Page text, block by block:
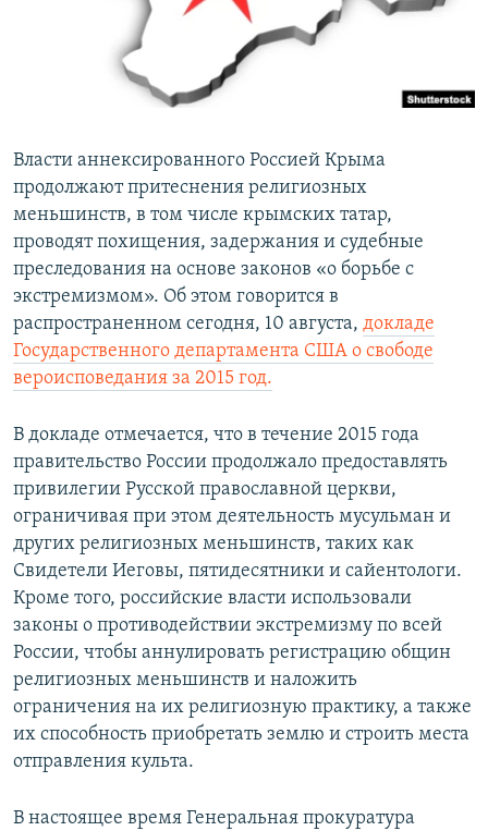
АРХИВ РАДИОПРОГРАММЫ
Все сайты РСЕ/РС
Власти аннексированного Россией Крыма
продолжают притеснения религиозных
меньшинств, в том числе крымских татар,
проводят похищения, задержания и судебные
преследования на основе законов «о борьбе с
экстремизмом». Об этом говорится в
распространенном сегодня, 10 августа, докладе
Государственного департамента США о свободе
вероисповедания за 2015 год.
В докладе отмечается, что в течение 2015 года
правительство России продолжало предоставлять
привилегии Русской православной церкви,
ограничивая при этом деятельность мусульман и
других религиозных меньшинств, таких как
Свидетели Иеговы, пятидесятники и сайентологи.
Кроме того, российские власти использовали
законы о противодействии экстремизму по всей
России, чтобы аннулировать регистрацию общин
религиозных меньшинств и наложить
ограничения на их религиозную практику, а также
их способность приобретать землю и строить места
отправления культа.
В настоящее время Генеральная прокуратура